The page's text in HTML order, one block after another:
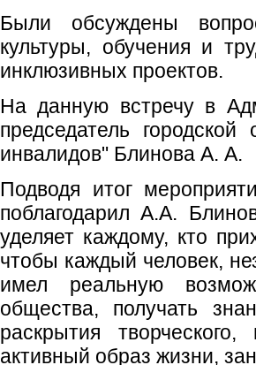
Были обсуждены
культуры, обучения и
инклюзивных проектов.
На данную встречу в
председатель
инвалидов" Блинова А. А.
Подводя итог
поблагодарил А.А.
уделяет каждому, кто
чтобы каждый человек,
имел реальную
общества, получать
раскрытия творческого,
активный образ жизни,